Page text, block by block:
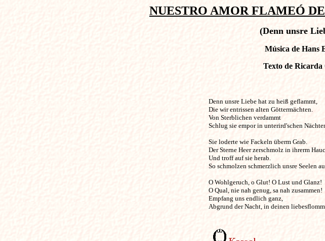
NUESTRO AMOR FLAMEÓ
(Denn unsre
Música de Hans
Texto de Ricarda
Denn unsre Liebe hat zu heiß
Die wir entrissen alten Göttermächten.
Von Sterblichen verdammt
Schlug sie empor in unterird'schen
Sie loderte wie Fackeln überm Grab.
Der Sterne Heer zerschmolz in ihrerm
Und troff auf sie herab.
So schmolzen schmerzlich unsre Seelen
O Wohlgeruch, o Glut! O Lust und Glanz!
O Qual, nie nah genug, sa nah zusammen!
Empfang uns endlich ganz,
Abgrund der Nacht, in deinen